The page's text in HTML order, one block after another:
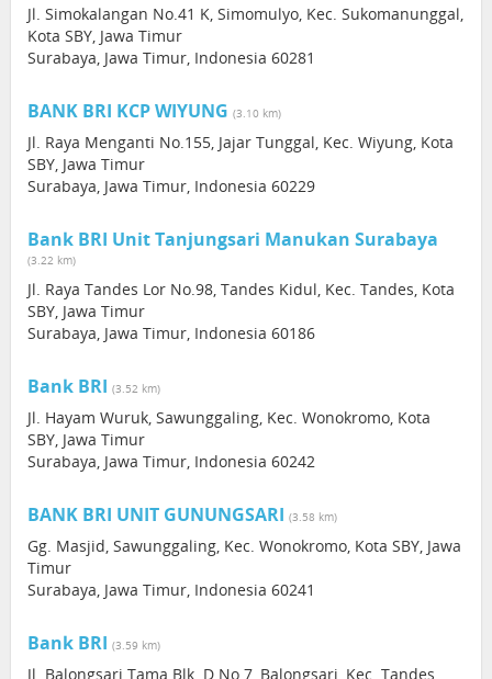
Jl. Simokalangan No.41 K, Simomulyo, Kec. Sukomanunggal,
Kota SBY, Jawa Timur
Surabaya, Jawa Timur, Indonesia 60281
BANK BRI KCP WIYUNG (3.10 km)
Jl. Raya Menganti No.155, Jajar Tunggal, Kec. Wiyung, Kota
SBY, Jawa Timur
Surabaya, Jawa Timur, Indonesia 60229
Bank BRI Unit Tanjungsari Manukan Surabaya
(3.22 km)
Jl. Raya Tandes Lor No.98, Tandes Kidul, Kec. Tandes, Kota
SBY, Jawa Timur
Surabaya, Jawa Timur, Indonesia 60186
Bank BRI (3.52 km)
Jl. Hayam Wuruk, Sawunggaling, Kec. Wonokromo, Kota
SBY, Jawa Timur
Surabaya, Jawa Timur, Indonesia 60242
BANK BRI UNIT GUNUNGSARI (3.58 km)
Gg. Masjid, Sawunggaling, Kec. Wonokromo, Kota SBY, Jawa
Timur
Surabaya, Jawa Timur, Indonesia 60241
Bank BRI (3.59 km)
Jl. Balongsari Tama Blk. D No.7, Balongsari, Kec. Tandes,